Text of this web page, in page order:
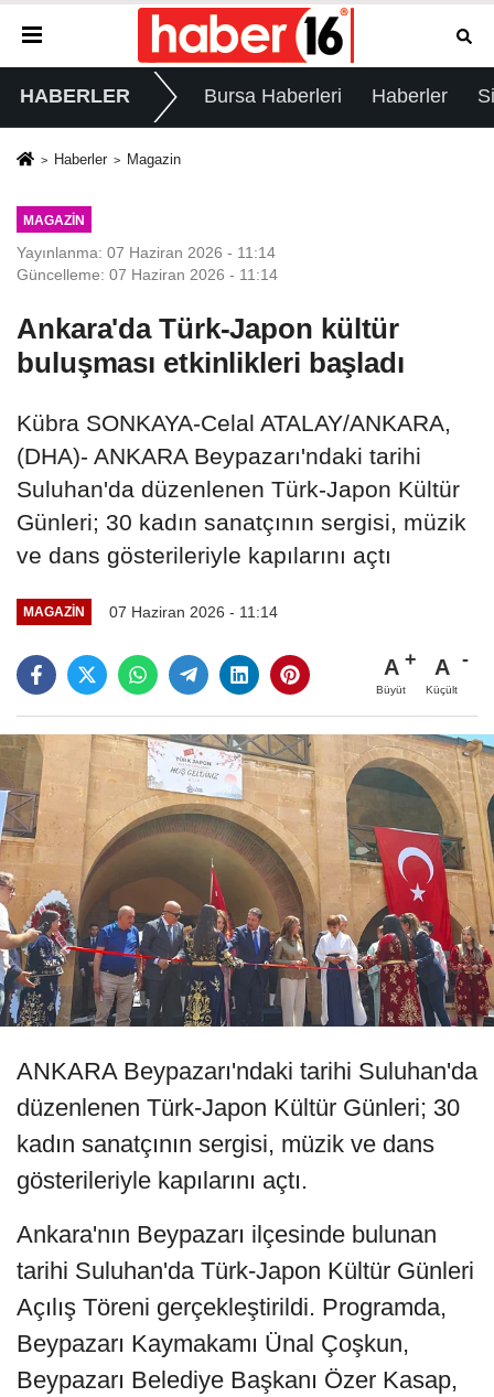
HABERLER Bursa Haberleri Haberler
Haberler Magazin
MAGAZIN
Yayınlanma: 07 Haziran 2026 - 11:14
Güncelleme: 07 Haziran 2026 - 11:14
Ankara'da Türk-Japon kültür
buluşması etkinlikleri başladı
Kübra SONKAYA-Celal ATALAY/ANKARA,
(DHA)- ANKARA Beypazarı'ndaki tarihi
Suluhan'da düzenlenen Türk-Japon Kültür
Günleri; 30 kadın sanatçının sergisi, müzik
ve dans gösterileriyle kapılarını açtı
MAGAZIN 07 Haziran 2026 - 11:14
A
Büyüt
A
Küçült
ANKARA Beypazarı'ndaki tarihi Suluhan'da
düzenlenen Türk-Japon Kültür Günleri; 30
kadın sanatçının sergisi, müzik ve dans
gösterileriyle kapılarını açtı.
Ankara'nın Beypazarı ilçesinde bulunan
tarihi Suluhan'da Türk-Japon Kültür Günleri
Açılış Töreni gerçekleştirildi. Programda,
Beypazarı Kaymakamı Ünal Çoşkun,
Beypazarı Belediye Başkanı Özer Kasap,